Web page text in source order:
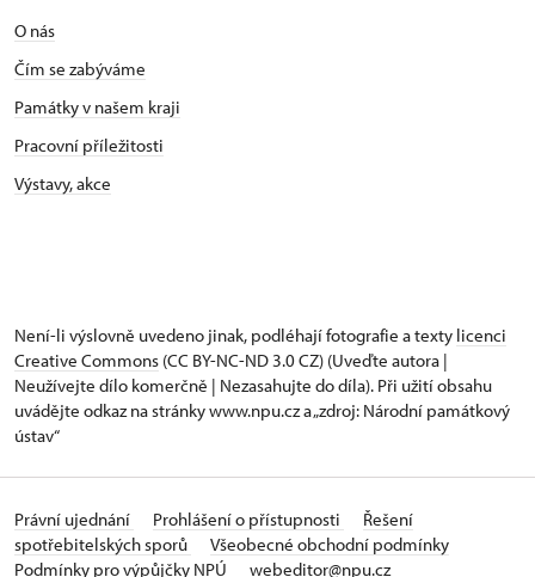
O nás
Čím se zabýváme
Památky v našem kraji
Pracovní příležitosti
Výstavy, akce
Není-li výslovně uvedeno jinak, podléhají fotografie a texty licenci
Creative Commons (CC BY-NC-ND 3.0 CZ) (Uveďte autora |
Neužívejte dílo komerčně | Nezasahujte do díla). Při užití obsahu
uvádějte odkaz na stránky www.npu.cz a „zdroj: Národní památkový
ústav“
Právní ujednání Prohlášení o přístupnosti
Řešení
spotřebitelských sporů
Všeobecné obchodní podmínky
Podmínky pro výpůjčky NPÚ
webeditor@npu.cz